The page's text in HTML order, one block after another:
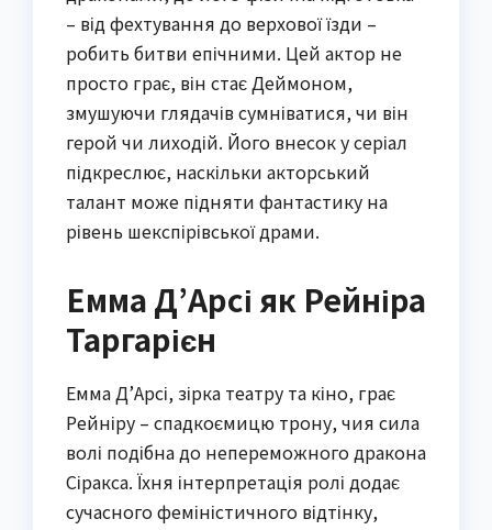
– від фехтування до верхової їзди –
робить битви епічними. Цей актор не
просто грає, він стає Деймоном,
змушуючи глядачів сумніватися, чи він
герой чи лиходій. Його внесок у серіал
підкреслює, наскільки акторський
талант може підняти фантастику на
рівень шекспірівської драми.
Емма Д’Арсі як Рейніра
Таргарієн
Емма Д’Арсі, зірка театру та кіно, грає
Рейніру – спадкоємицю трону, чия сила
волі подібна до непереможного дракона
Сіракса. Їхня інтерпретація ролі додає
сучасного феміністичного відтінку,